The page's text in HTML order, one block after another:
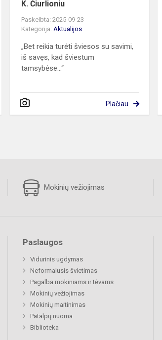
K. Čiurlioniu
Paskelbta: 2025-09-23
Kategorija: Aktualijos
„Bet reikia turėti šviesos su savimi,
iš savęs, kad šviestum
tamsybėse...“
Plačiau
Mokinių vežiojimas
Paslaugos
Vidurinis ugdymas
Neformalusis švietimas
Pagalba mokiniams ir tėvams
Mokinių vežiojimas
Mokinių maitinimas
Patalpų nuoma
Biblioteka